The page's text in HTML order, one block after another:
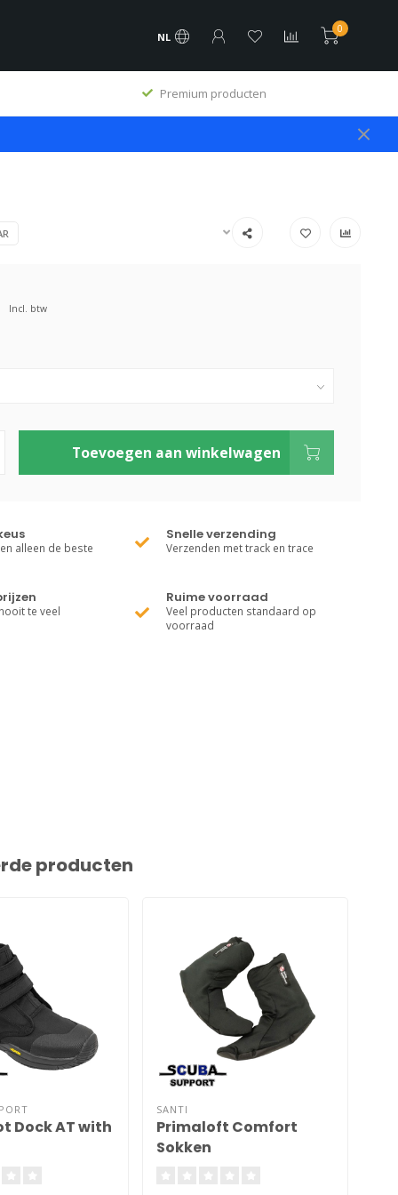
NL
0
Premium producten
Incl. btw
Toevoegen aan winkelwagen
alleen de beste
Snelle verzending
Verzenden met track en trace
te veel
Ruime voorraad
Veel producten standaard op
voorraad
producten
Dock AT with
SANTI
Primaloft Comfort
Sokken